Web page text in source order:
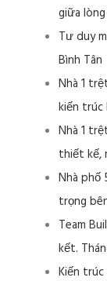
giữa
Tư duy
Bình Tân
Nhà 1
kiến trúc
Nhà 1
thiết kế,
Nhà phố
trọng
Team
kết.
Kiến